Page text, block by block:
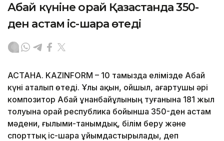
Абай күніне орай Қазақстанда 350-
ден астам іс-шара өтеді
АСТАНА. KAZINFORM – 10 тамызда елімізде Абай
күні аталып өтеді. Ұлы ақын, ойшыл, ағартушы әрі
композитор Абай Құнанбайұлының туғанына 181 жыл
толуына орай республика бойынша 350-ден астам
мәдени, ғылыми-танымдық, білім беру және
спорттық іс-шара ұйымдастырылады, деп